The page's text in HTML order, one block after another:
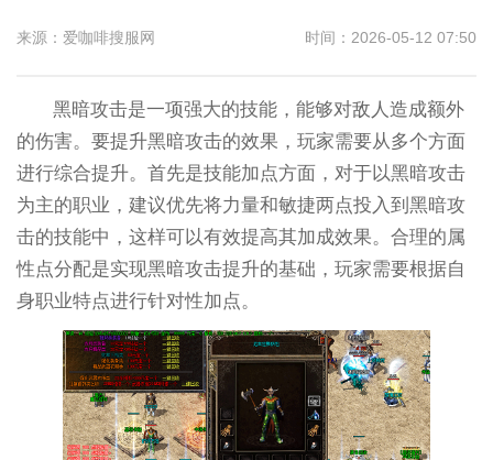
来源：爱咖啡搜服网 时间：2026-05-12 07:50
黑暗攻击是一项强大的技能，能够对敌人造成额外
的伤害。要提升黑暗攻击的效果，玩家需要从多个方面
进行综合提升。首先是技能加点方面，对于以黑暗攻击
为主的职业，建议优先将力量和敏捷两点投入到黑暗攻
击的技能中，这样可以有效提高其加成效果。合理的属
性点分配是实现黑暗攻击提升的基础，玩家需要根据自
身职业特点进行针对性加点。